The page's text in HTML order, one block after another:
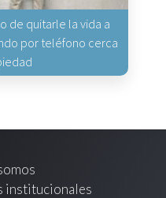
de quitarle la vida a
por teléfono cerca
institucionales